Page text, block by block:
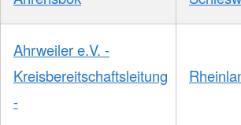
Ahrweiler e.V. -
Kreisbereitschaftsleitung
-